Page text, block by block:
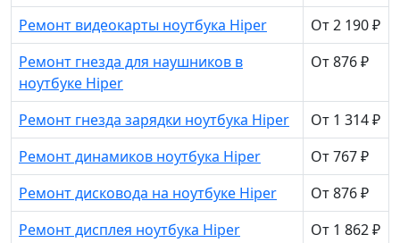
Ремонт видеокарты ноутбука Hiper
От 2 190 ₽
Ремонт гнезда для наушников в
ноутбуке Hiper
От 876 ₽
Ремонт гнезда зарядки ноутбука Hiper
От 1 314 ₽
Ремонт динамиков ноутбука Hiper
От 767 ₽
Ремонт дисковода на ноутбуке Hiper
От 876 ₽
Ремонт дисплея ноутбука Hiper
От 1 862 ₽